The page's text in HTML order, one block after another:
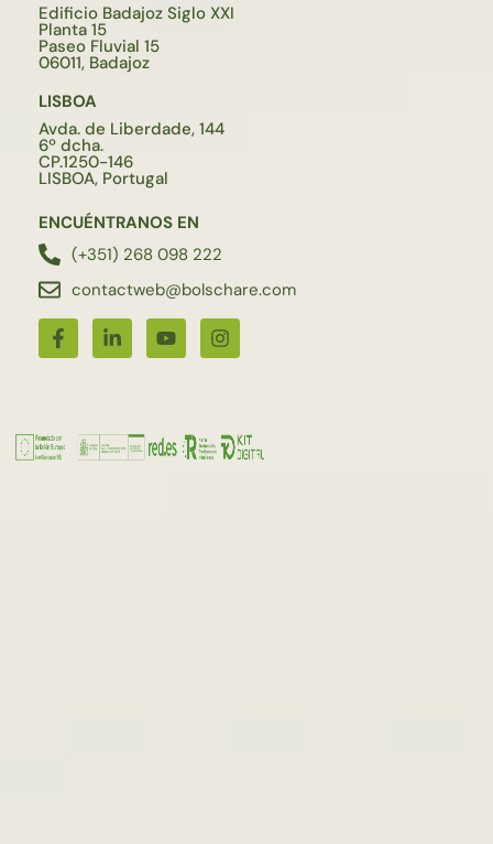
Edificio Badajoz Siglo XXI
Planta 15
Paseo Fluvial 15
06011, Badajoz
LISBOA
Avda. de Liberdade, 144
6º dcha.
CP.1250-146
LISBOA, Portugal
ENCUÉNTRANOS EN
(+351) 268 098 222
contactweb@bolschare.com